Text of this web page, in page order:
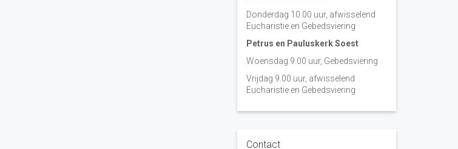
Donderdag 10.00 uur, afwisselend
Eucharistie en Gebedsviering
Petrus en Pauluskerk Soest
Woensdag 9.00 uur, Gebedsviering
Vrijdag 9.00 uur, afwisselend
Eucharistie en Gebedsviering
Contact